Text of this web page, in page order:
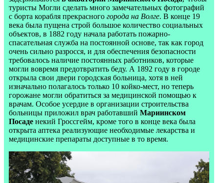
туристы Могли сделать много замечательных фотографий
с борта корабля прекрасного города на Волге. В конце 19
века была пущена строй большое количество социальных
объектов, в 1882 году начала работать пожарно-
спасательная служба на постоянной основе, так как город
очень сильно разросся, и для обеспечения безопасности
требовалось наличие постоянных работников, которые
могли вовремя предотвратить беду. А 1892 году в городе
открыла свои двери городская больница, хотя в ней
изначально полагалось только 10 койко-мест, но теперь
горожане могли обратиться за медицинской помощью к
врачам. Особое усердие в организации строительства
больницы приложил врач работавший Мариинском
Посаде некий Гроссгейм, кроме того в конце века была
открыта аптека реализующие необходимые лекарства и
медицинские препараты доступные в то время.